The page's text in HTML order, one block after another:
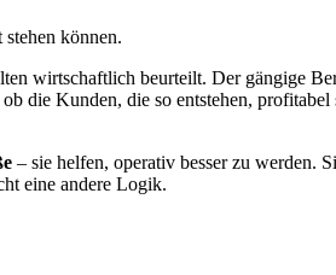
können.
wirtschaftlich beurteilt. Der gängige
die Kunden, die so entstehen,
– sie helfen, operativ besser zu werden.
eine andere Logik.